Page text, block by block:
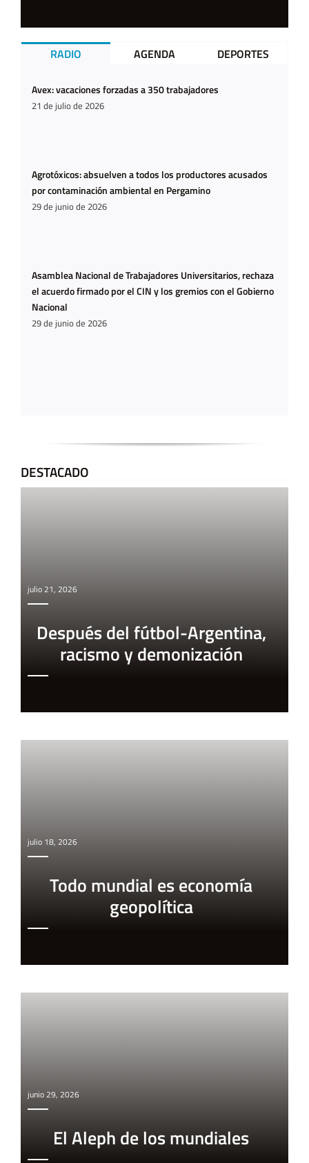
RADIO AGENDA DEPORTES
Avex: vacaciones forzadas a 350 trabajadores
21 de julio de 2026
Agrotóxicos: absuelven a todos los productores acusados
por contaminación ambiental en Pergamino
29 de junio de 2026
Asamblea Nacional de Trabajadores Universitarios, rechaza
el acuerdo firmado por el CIN y los gremios con el Gobierno
Nacional
29 de junio de 2026
DESTACADO
julio 21, 2026
Después del fútbol-Argentina,
racismo y demonización
julio 18, 2026
Todo mundial es economía
geopolítica
junio 29, 2026
El Aleph de los mundiales